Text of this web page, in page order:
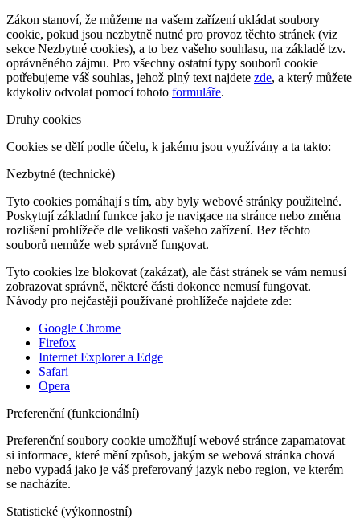
Zákon stanoví, že můžeme na vašem zařízení ukládat soubory
cookie, pokud jsou nezbytně nutné pro provoz těchto stránek (viz
sekce Nezbytné cookies), a to bez vašeho souhlasu, na základě tzv.
oprávněného zájmu. Pro všechny ostatní typy souborů cookie
potřebujeme váš souhlas, jehož plný text najdete zde, a který můžete
kdykoliv odvolat pomocí tohoto formuláře.
Druhy cookies
Cookies se dělí podle účelu, k jakému jsou využívány a ta takto:
Nezbytné (technické)
Tyto cookies pomáhají s tím, aby byly webové stránky použitelné.
Poskytují základní funkce jako je navigace na stránce nebo změna
rozlišení prohlížeče dle velikosti vašeho zařízení. Bez těchto
souborů nemůže web správně fungovat.
Tyto cookies lze blokovat (zakázat), ale část stránek se vám nemusí
zobrazovat správně, některé části dokonce nemusí fungovat.
Návody pro nejčastěji používané prohlížeče najdete zde:
Google Chrome
Firefox
Internet Explorer a Edge
Safari
Opera
Preferenční (funkcionální)
Preferenční soubory cookie umožňují webové stránce zapamatovat
si informace, které mění způsob, jakým se webová stránka chová
nebo vypadá jako je váš preferovaný jazyk nebo region, ve kterém
se nacházíte.
Statistické (výkonnostní)